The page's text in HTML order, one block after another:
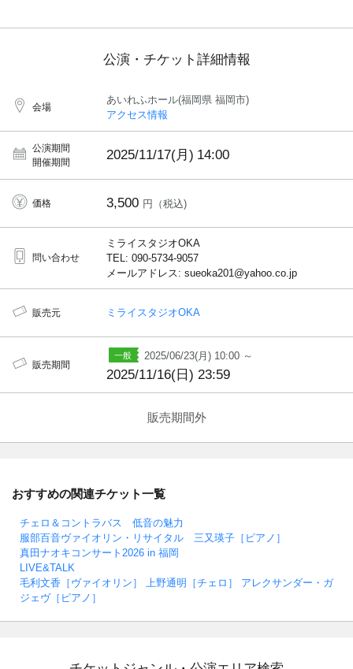
公演・チケット詳細情報
会場
あいれふホール(福岡県 福岡市)
アクセス情報
公演期間
開催期間
2025/11/17(月) 14:00
価格 3,500 円（税込)
問い合わせ
ミライスタジオOKA
TEL: 090-5734-9057
メールアドレス: sueoka201@yahoo.co.jp
販売元 ミライスタジオOKA
販売期間
2025/06/23(月) 10:00 ～
2025/11/16(日) 23:59
販売期間外
おすすめの関連チケット一覧
チェロ＆コントラバス 低音の魅力
服部百音ヴァイオリン・リサイタル 三又瑛子［ピアノ］
真田ナオキコンサート2026 in 福岡
LIVE&TALK
毛利文香［ヴァイオリン］ 上野通明［チェロ］ アレクサンダー・ガ
ジェヴ［ピアノ］